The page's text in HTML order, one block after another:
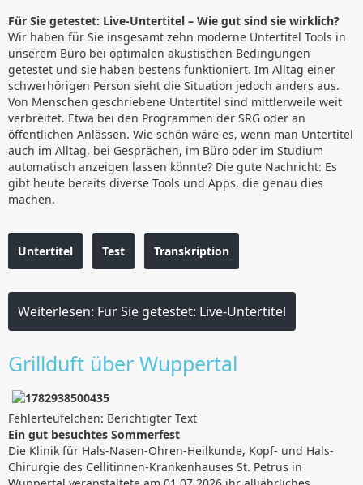
Für Sie getestet: Live-Untertitel – Wie gut sind sie wirklich?
Wir haben für Sie insgesamt zehn moderne Untertitel Tools in
unserem Büro bei optimalen akustischen Bedingungen
getestet und sie haben bestens funktioniert. Im Alltag einer
schwerhörigen Person sieht die Situation jedoch anders aus.
Von Menschen geschriebene Untertitel sind mittlerweile weit
verbreitet. Etwa bei den Programmen der SRG oder an
öffentlichen Anlässen. Wie schön wäre es, wenn man Untertitel
auch im Alltag, bei Gesprächen, im Büro oder im Studium
automatisch anzeigen lassen könnte? Die gute Nachricht: Es
gibt heute bereits diverse Tools und Apps, die genau dies
machen.
Untertitel Test Transkription
Weiterlesen: Für Sie getestet: Live-Untertitel
Grillduft über Wuppertal
Fehlerteufelchen: Berichtigter Text
Ein gut besuchtes Sommerfest
Die Klinik für Hals-Nasen-Ohren-Heilkunde, Kopf- und Hals-
Chirurgie des Cellitinnen-Krankenhauses St. Petrus in